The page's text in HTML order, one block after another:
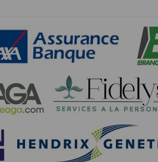
et de rectification aux informations qui vous
motifs légitimes, vous opposer au traitement des